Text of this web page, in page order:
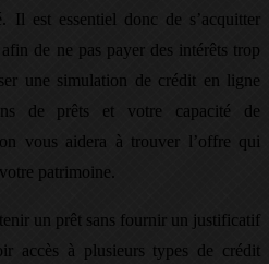
Il est essentiel donc de s’acquitter
de ne pas payer des intérêts trop
une simulation de crédit en ligne
de prêts et votre capacité de
vous aidera à trouver l’offre qui
patrimoine.
un prêt sans fournir un justificatif
accès à plusieurs types de crédit